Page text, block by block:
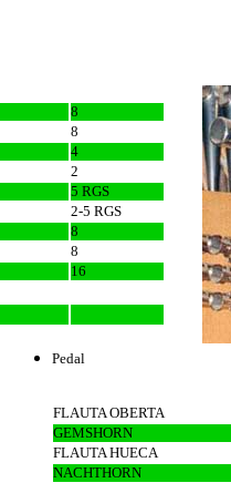
8
8
4
2
5 RGS
2-5 RGS
8
8
16
Pedal
FLAUTA OBERTA
GEMSHORN
FLAUTA HUECA
NACHTHORN